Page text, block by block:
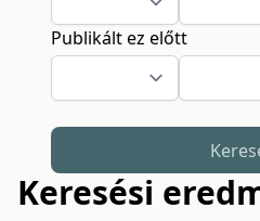
Publikált ez előtt
Keresési